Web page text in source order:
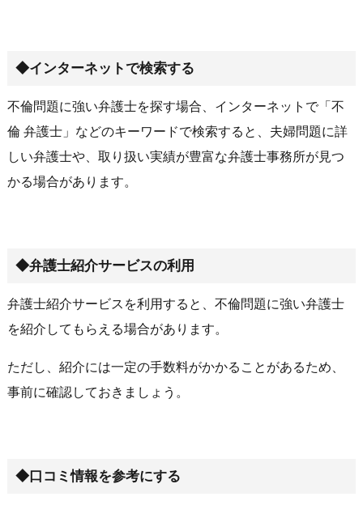
◆インターネットで検索する
不倫問題に強い弁護士を探す場合、インターネットで「不
倫 弁護士」などのキーワードで検索すると、夫婦問題に詳
しい弁護士や、取り扱い実績が豊富な弁護士事務所が見つ
かる場合があります。
◆弁護士紹介サービスの利用
弁護士紹介サービスを利用すると、不倫問題に強い弁護士
を紹介してもらえる場合があります。
ただし、紹介には一定の手数料がかかることがあるため、
事前に確認しておきましょう。
◆口コミ情報を参考にする